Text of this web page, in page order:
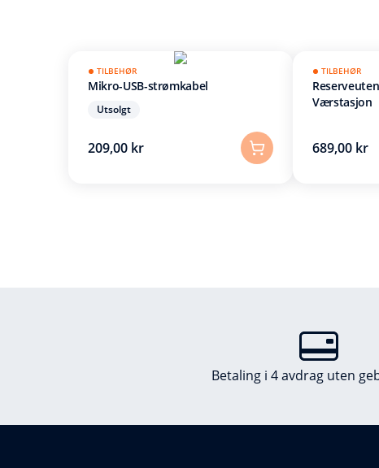
TILBEHØR
Mikro-USB-strømkabel
Utsolgt
209,00 kr
TILBEHØR
Værstasjon
689,00 kr
Betaling i 4 avdrag uten